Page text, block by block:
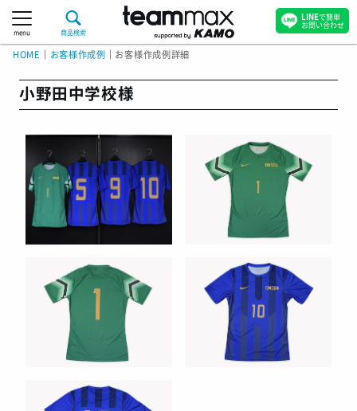
menu 商品検索
HOME お客様作成例 お客様作成例詳細
小野田中学校様
LINEで簡単
お問い合わせ